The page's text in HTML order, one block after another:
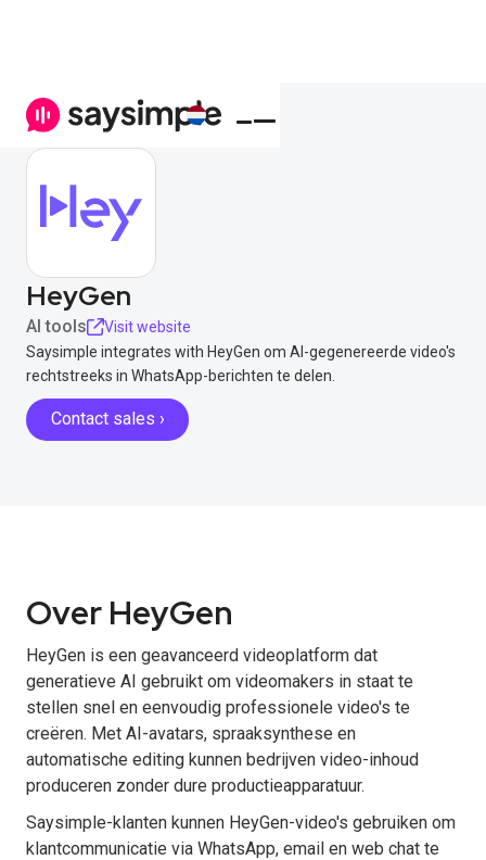
HeyGen
AI tools
Visit website
Saysimple integrates with HeyGen om AI-gegenereerde video's
rechtstreeks in WhatsApp-berichten te delen.
Contact sales ›
Over HeyGen
HeyGen is een geavanceerd videoplatform dat
generatieve AI gebruikt om videomakers in staat te
stellen snel en eenvoudig professionele video's te
creëren. Met AI-avatars, spraaksynthese en
automatische editing kunnen bedrijven video-inhoud
produceren zonder dure productieapparatuur.
Saysimple-klanten kunnen HeyGen-video's gebruiken om
klantcommunicatie via WhatsApp, email en web chat te